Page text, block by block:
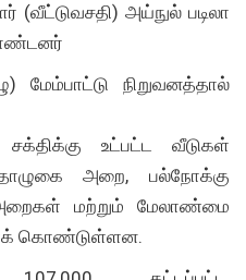
(வீட்டுவசதி) அய்நுல் படிலா
மேம்பாட்டு நிறுவனத்தால்
உட்பட்ட வீடுகள்
அறை, பல்நோக்கு
மற்றும் மேலாண்மை
கொண்டுள்ளன.